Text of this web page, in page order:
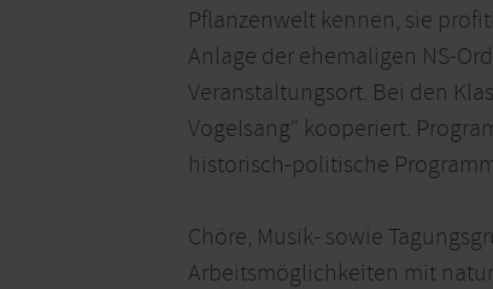
Pflanzenwelt kennen, sie
Anlage der ehemaligen NS-
Veranstaltungsort. Bei den
Vogelsang“ kooperiert.
historisch-politische
Chöre, Musik- sowie
Arbeitsmöglichkeiten mit